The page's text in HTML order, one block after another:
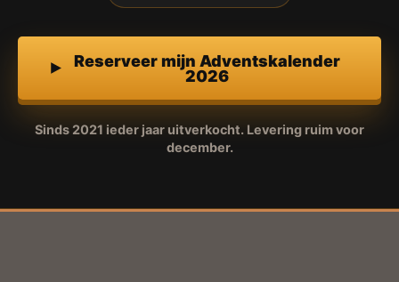
Reserveer mijn Adventskalender
2026
Sinds 2021 ieder jaar uitverkocht. Levering ruim voor
december.